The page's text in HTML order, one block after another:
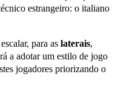
estrangeiro: o italiano
para as laterais,
a adotar um estilo de jogo
jogadores priorizando o